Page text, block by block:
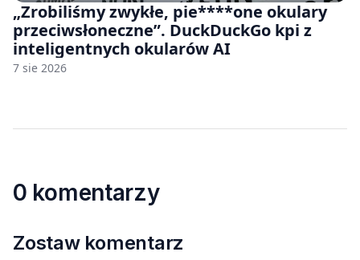
„Zrobiliśmy zwykłe, pie****one okulary
przeciwsłoneczne”. DuckDuckGo kpi z
inteligentnych okularów AI
7 sie 2026
0 komentarzy
Zostaw komentarz